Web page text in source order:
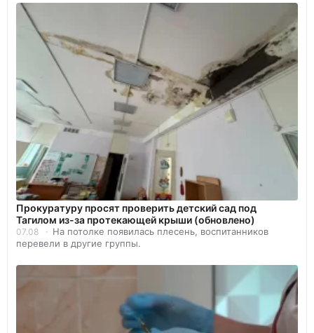
Прокуратуру просят проверить детский сад под
Тагилом из-за протекающей крыши (обновлено)
07.08
На потолке появилась плесень, воспитанников
перевели в другие группы.